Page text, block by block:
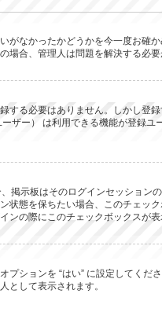
なかったかどうかを今一度お
合、管理人は問題を解決する必要
る必要はありません。しかし
ザー） は利用できる機能が登録
掲示板はそのログインセッショ
態を保ちたい場合、このチェ
の際にこのチェックボックスが
プションを “はい” に設定して
として表示されます。